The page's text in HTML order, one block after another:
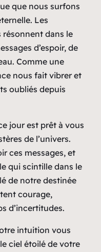
que nous surfons
Les
dans le
d’espoir, de
Comme une
nous fait vibrer et
oubliés depuis
jour est prêt à vous
de l’univers.
ces messages, et
qui scintille dans le
de notre destinée
courage,
d’incertitudes.
intuition vous
ciel étoilé de votre